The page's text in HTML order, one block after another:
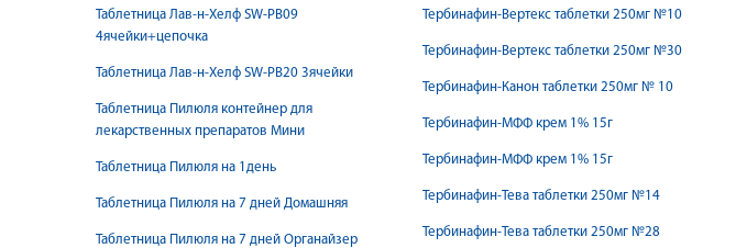
Таблетница Лав-н-Хелф SW-PB09
4ячейки+цепочка
Таблетница Лав-н-Хелф SW-PB20 3ячейки
Таблетница Пилюля контейнер для
лекарственных препаратов Мини
Таблетница Пилюля на 1день
Таблетница Пилюля на 7 дней Домашняя
Таблетница Пилюля на 7 дней Органайзер
Тербинафин-Вертекс таблетки 250мг №10
Тербинафин-Вертекс таблетки 250мг №30
Тербинафин-Канон таблетки 250мг № 10
Тербинафин-МФФ крем 1% 15г
Тербинафин-МФФ крем 1% 15г
Тербинафин-Тева таблетки 250мг №14
Тербинафин-Тева таблетки 250мг №28